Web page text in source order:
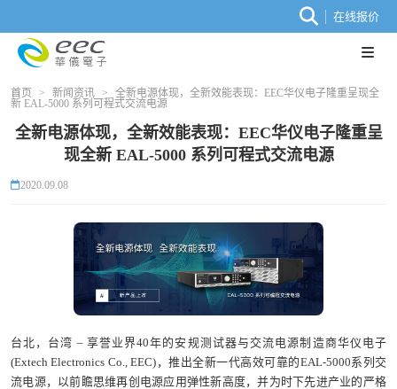
在线报价
首页 > 新闻资讯 >
全新电源体现，全新效能表现：EEC华仪电子隆重呈现全
新 EAL-5000 系列可程式交流电源
全新电源体现，全新效能表现：EEC华仪电子隆重呈
现全新 EAL-5000 系列可程式交流电源
2020.09.08
台北，台湾 – 享誉业界40年的安规测试器与交流电源制造商华仪电子
(Extech Electronics Co., EEC)，推出全新一代高效可靠的EAL-5000系列交
流电源，以前瞻思维再创电源应用弹性新高度，并为时下先进产业的严格